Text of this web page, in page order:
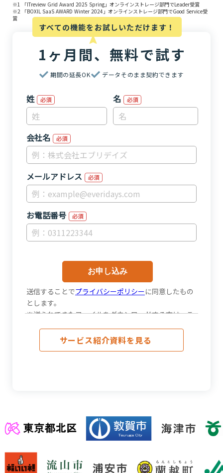
※1 「ITreview Grid Award 2025 Spring」オンラインストレージ部門でLeader受賞
※2 「BOXIL SaaS AWARD Winter 2024」オンラインストレージ部門でGood Service受
賞
すべての機能をお試しいただけます！
navigation
1ヶ月間、無料で試す
期間の延長OK データそのまま契約できます
サービス紹介資料を見る